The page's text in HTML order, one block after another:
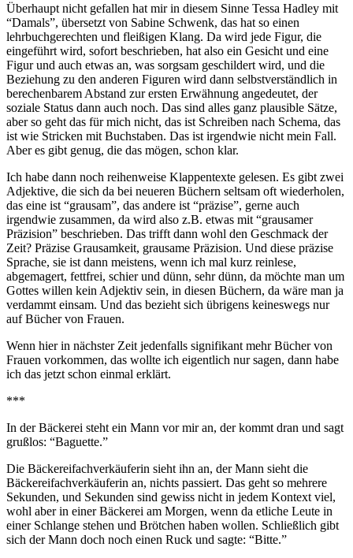
Überhaupt nicht gefallen hat mir in diesem Sinne Tessa Hadley mit
“Damals”, übersetzt von Sabine Schwenk, das hat so einen
lehrbuchgerechten und fleißigen Klang. Da wird jede Figur, die
eingeführt wird, sofort beschrieben, hat also ein Gesicht und eine
Figur und auch etwas an, was sorgsam geschildert wird, und die
Beziehung zu den anderen Figuren wird dann selbstverständlich in
berechenbarem Abstand zur ersten Erwähnung angedeutet, der
soziale Status dann auch noch. Das sind alles ganz plausible Sätze,
aber so geht das für mich nicht, das ist Schreiben nach Schema, das
ist wie Stricken mit Buchstaben. Das ist irgendwie nicht mein Fall.
Aber es gibt genug, die das mögen, schon klar.
Ich habe dann noch reihenweise Klappentexte gelesen. Es gibt zwei
Adjektive, die sich da bei neueren Büchern seltsam oft wiederholen,
das eine ist “grausam”, das andere ist “präzise”, gerne auch
irgendwie zusammen, da wird also z.B. etwas mit “grausamer
Präzision” beschrieben. Das trifft dann wohl den Geschmack der
Zeit? Präzise Grausamkeit, grausame Präzision. Und diese präzise
Sprache, sie ist dann meistens, wenn ich mal kurz reinlese,
abgemagert, fettfrei, schier und dünn, sehr dünn, da möchte man um
Gottes willen kein Adjektiv sein, in diesen Büchern, da wäre man ja
verdammt einsam. Und das bezieht sich übrigens keineswegs nur
auf Bücher von Frauen.
Wenn hier in nächster Zeit jedenfalls signifikant mehr Bücher von
Frauen vorkommen, das wollte ich eigentlich nur sagen, dann habe
ich das jetzt schon einmal erklärt.
***
In der Bäckerei steht ein Mann vor mir an, der kommt dran und sagt
grußlos: “Baguette.”
Die Bäckereifachverkäuferin sieht ihn an, der Mann sieht die
Bäckereifachverkäuferin an, nichts passiert. Das geht so mehrere
Sekunden, und Sekunden sind gewiss nicht in jedem Kontext viel,
wohl aber in einer Bäckerei am Morgen, wenn da etliche Leute in
einer Schlange stehen und Brötchen haben wollen. Schließlich gibt
sich der Mann doch noch einen Ruck und sagte: “Bitte.”